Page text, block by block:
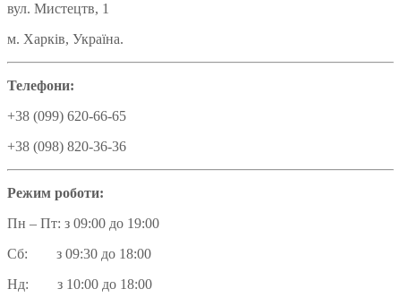
вул. Мистецтв, 1
м. Харків, Україна.
Телефони:
+38 (099) 620-66-65
+38 (098) 820-36-36
Режим роботи:
Пн – Пт: з 09:00 до 19:00
Сб: з 09:30 до 18:00
Нд: з 10:00 до 18:00